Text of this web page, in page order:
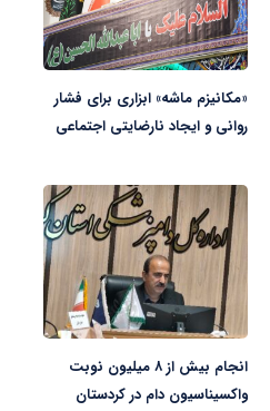
«مکانیزم ماشه» ابزاری برای فشار
روانی و ایجاد نارضایتی اجتماعی
انجام بیش از ۸ میلیون نوبت
واکسیناسیون دام در کردستان